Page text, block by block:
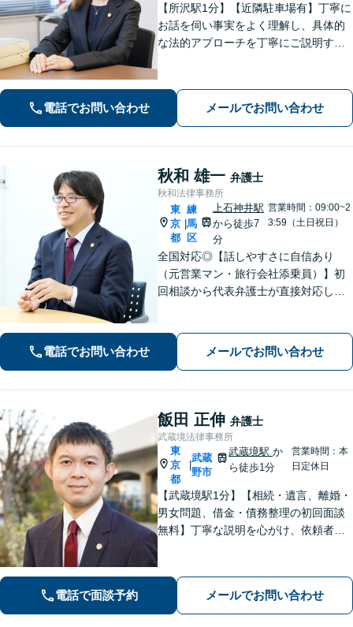
【所沢駅1分】【近隣駐車場有】丁寧に
お話を伺い事実をよく理解し、具体的
な法的アプローチを丁寧にご説明する
手伝いをいたします。どうぞお気軽に
ご相談ください。
電話でお問い合わせ メールでお問い合わせ
秋和 雄一 弁護士
秋和法律事務所
東
京
都
練
馬
区
上石神井駅
から徒歩7
分
営業時間：09:00~2
3:59（土日祝日）
全国対応◎【話しやすさに自信あり
（元営業マン・旅行会社添乗員）】初
回相談から代表弁護士が直接対応し、
法の道筋をご案内し、無駄なやりとり
をしていただくことが無いように配慮
電話でお問い合わせ メールでお問い合わせ
飯田 正伸 弁護士
武蔵境法律事務所
東
京
都
武蔵
野市
武蔵境駅か
ら徒歩1分
営業時間：本
日定休日
【武蔵境駅1分】【相続・遺言、離婚・
男女問題、借金・債務整理の初回面談
無料】丁寧な説明を心がけ、依頼者の
電話で面談予約 メールでお問い合わせ